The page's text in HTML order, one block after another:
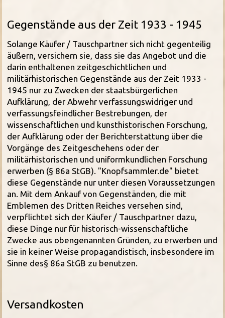
Gegenstände aus der Zeit 1933 - 1945
Solange Käufer / Tauschpartner sich nicht gegenteilig
äußern, versichern sie, dass sie das Angebot und die
darin enthaltenen zeitgeschichtlichen und
militärhistorischen Gegenstände aus der Zeit 1933 -
1945 nur zu Zwecken der staatsbürgerlichen
Aufklärung, der Abwehr verfassungswidriger und
verfassungsfeindlicher Bestrebungen, der
wissenschaftlichen und kunsthistorischen Forschung,
der Aufklärung oder der Berichterstattung über die
Vorgänge des Zeitgeschehens oder der
militärhistorischen und uniformkundlichen Forschung
erwerben (§ 86a StGB). "Knopfsammler.de" bietet
diese Gegenstände nur unter diesen Voraussetzungen
an. Mit dem Ankauf von Gegenständen, die mit
Emblemen des Dritten Reiches versehen sind,
verpflichtet sich der Käufer / Tauschpartner dazu,
diese Dinge nur für historisch-wissenschaftliche
Zwecke aus obengenannten Gründen, zu erwerben und
sie in keiner Weise propagandistisch, insbesondere im
Sinne des§ 86a StGB zu benutzen.
Versandkosten